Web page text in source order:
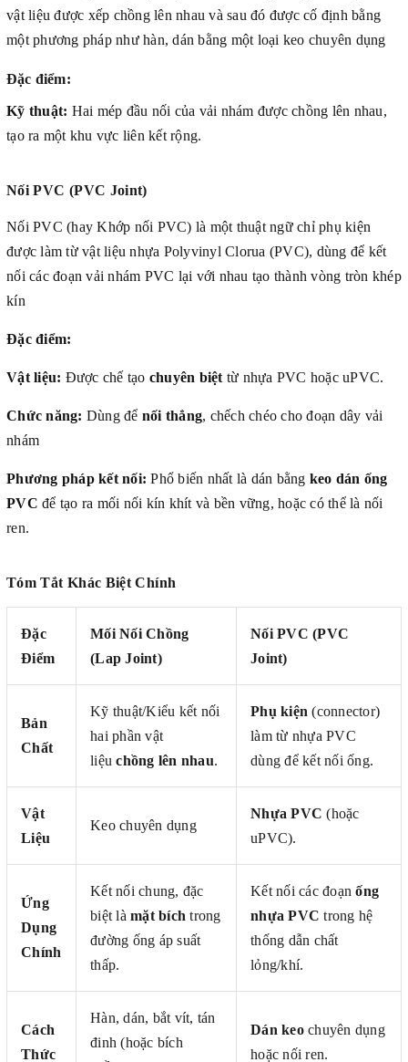
vật liệu được xếp chồng lên nhau và sau đó được cố định bằng
một phương pháp như hàn, dán bằng một loại keo chuyên dụng
Đặc điểm:
Kỹ thuật: Hai mép đầu nối của vải nhám được chồng lên nhau,
tạo ra một khu vực liên kết rộng.
Nối PVC (PVC Joint)
Nối PVC (hay Khớp nối PVC) là một thuật ngữ chỉ phụ kiện
được làm từ vật liệu nhựa Polyvinyl Clorua (PVC), dùng để kết
nối các đoạn vải nhám PVC lại với nhau tạo thành vòng tròn khép
kín
Đặc điểm:
Vật liệu: Được chế tạo chuyên biệt từ nhựa PVC hoặc uPVC.
Chức năng: Dùng để nối thẳng, chếch chéo cho đoạn dây vải
nhám
Phương pháp kết nối: Phổ biến nhất là dán bằng keo dán ống
PVC để tạo ra mối nối kín khít và bền vững, hoặc có thể là nối
ren.
Tóm Tắt Khác Biệt Chính
Đặc
Điểm
Mối Nối Chồng
(Lap Joint)
Nối PVC (PVC
Joint)
Bản
Chất
Kỹ thuật/Kiểu kết nối
hai phần vật
liệuchồng lên nhau.
Phụ kiện (connector)
làm từ nhựa PVC
dùng để kết nối ống.
Vật
Liệu
Keo chuyên dụng
Nhựa PVC (hoặc
uPVC).
Ứng
Dụng
Chính
Kết nối chung, đặc
biệt là mặt bích trong
đường ống áp suất
thấp.
Kết nối các đoạnống
nhựa PVC trong hệ
thống dẫn chất
lỏng/khí.
Cách
Thức
Hàn, dán, bắt vít, tán
đinh (hoặc bích
Dán keochuyên dụng
hoặc nối ren.